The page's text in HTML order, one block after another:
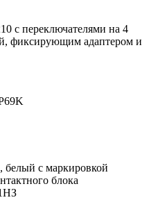
с переключателями на 4
фиксирующим адаптером и
белый с маркировкой
блока